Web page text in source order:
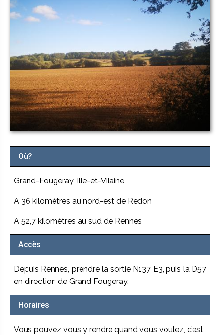
Où?
Grand-Fougeray, Ille-et-Vilaine
A 36 kilomètres au nord-est de Redon
A 52,7 kilomètres au sud de Rennes
Accès
Depuis Rennes, prendre la sortie N137 E3, puis la D57
en direction de Grand Fougeray.
Horaires
Vous pouvez vous y rendre quand vous voulez, c’est